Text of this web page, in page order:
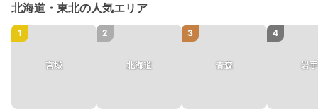
北海道・東北の人気エリア
1
宮城
2
北海道
3
青森
4
岩手